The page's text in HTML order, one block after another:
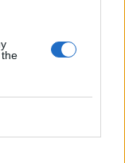
Φάρο της
νεκροί,